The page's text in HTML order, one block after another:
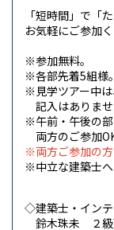
「短時間」で「
お気軽にご参加
※参加無料。
※各部先着5組様。
※見学ツアー中
記入はありませ
※午前・午後の
両方のご参加
※両方ご参加の方
※中立な建築士へ
◇建築士・イン
鈴木珠未
２